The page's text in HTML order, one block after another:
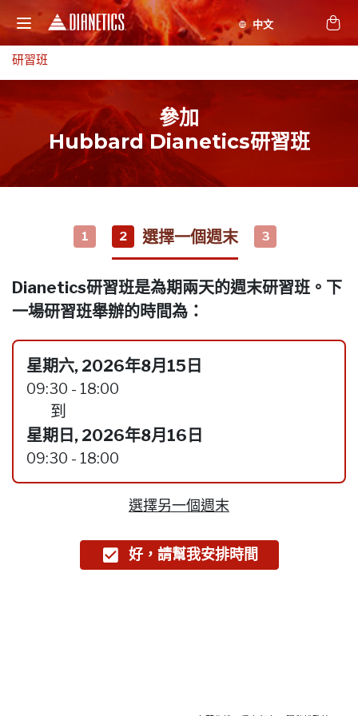
研習班
參加
Hubbard Dianetics研習班
1 2 選擇一個週末 3
Dianetics研習班是為期兩天的週末研習班。下
一場研習班舉辦的時間為：
星期六, 2026年8月15日
09:30 - 18:00
到
星期日, 2026年8月16日
09:30 - 18:00
選擇另一個週末
好，請幫我安排時間